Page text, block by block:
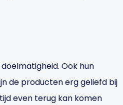
Ook hun
de producten erg geliefd bij
even terug kan komen